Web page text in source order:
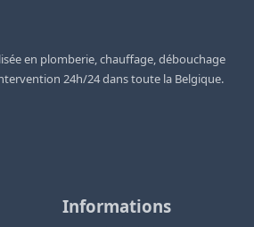
en plomberie, chauffage, débouchage
24h/24 dans toute la Belgique.
Informations